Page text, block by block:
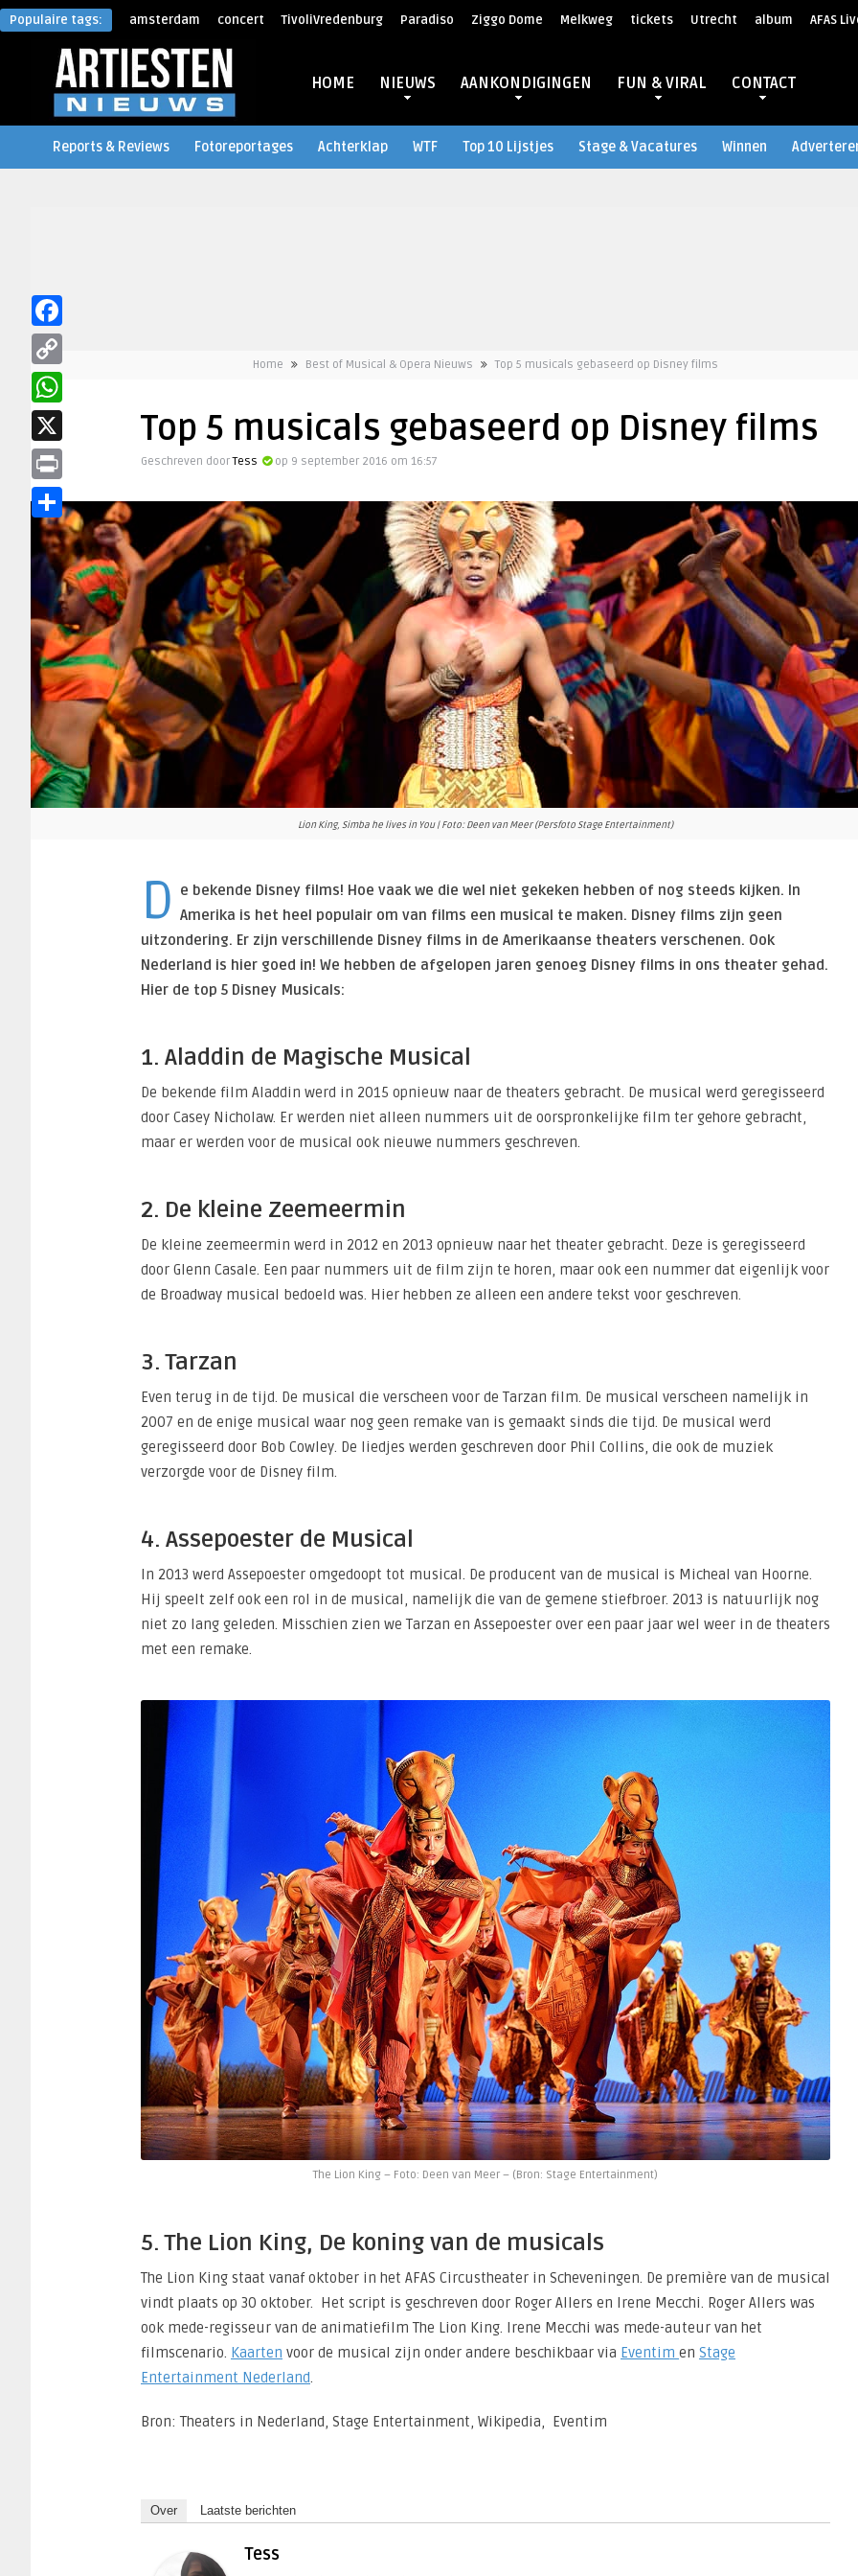
Populaire tags: amsterdam concert TivoliVredenburg Paradiso Ziggo Dome Melkweg tickets Utrecht album AFAS
HOME NIEUWS AANKONDIGINGEN FUN & VIRAL CONTACT
Reports & Reviews Fotoreportages Achterklap WTF Top 10 Lijstjes Stage & Vacatures Winnen
Home Best of Musical & Opera Nieuws Top 5 musicals gebaseerd op Disney films
Top 5 musicals gebaseerd op Disney films
Geschreven doorTess op 9 september 2016 om 16:57
Lion King, Simba he lives in You | Foto: Deen van Meer (Persfoto Stage Entertainment)
D
e bekende Disney films! Hoe vaak we die wel niet gekeken hebben of nog steeds kijken. In
Amerika is het heel populair om van films een musical te maken. Disney films zijn geen
uitzondering. Er zijn verschillende Disney films in de Amerikaanse theaters verschenen. Ook
Nederland is hier goed in! We hebben de afgelopen jaren genoeg Disney films in ons theater gehad.
Hier de top 5 Disney Musicals:
1. Aladdin de Magische Musical
De bekende film Aladdin werd in 2015 opnieuw naar de theaters gebracht. De musical werd geregisseerd
door Casey Nicholaw. Er werden niet alleen nummers uit de oorspronkelijke film ter gehore gebracht,
maar er werden voor de musical ook nieuwe nummers geschreven.
2. De kleine Zeemeermin
De kleine zeemeermin werd in 2012 en 2013 opnieuw naar het theater gebracht. Deze is geregisseerd
door Glenn Casale. Een paar nummers uit de film zijn te horen, maar ook een nummer dat eigenlijk voor
de Broadway musical bedoeld was. Hier hebben ze alleen een andere tekst voor geschreven.
3. Tarzan
Even terug in de tijd. De musical die verscheen voor de Tarzan film. De musical verscheen namelijk in
2007 en de enige musical waar nog geen remake van is gemaakt sinds die tijd. De musical werd
geregisseerd door Bob Cowley. De liedjes werden geschreven door Phil Collins, die ook de muziek
verzorgde voor de Disney film.
4. Assepoester de Musical
In 2013 werd Assepoester omgedoopt tot musical. De producent van de musical is Micheal van Hoorne.
Hij speelt zelf ook een rol in de musical, namelijk die van de gemene stiefbroer. 2013 is natuurlijk nog
niet zo lang geleden. Misschien zien we Tarzan en Assepoester over een paar jaar wel weer in de theaters
met een remake.
The Lion King – Foto: Deen van Meer – (Bron: Stage Entertainment)
5. The Lion King, De koning van de musicals
The Lion King staat vanaf oktober in het AFAS Circustheater in Scheveningen. De première van de musical
vindt plaats op 30 oktober. Het script is geschreven door Roger Allers en Irene Mecchi. Roger Allers was
ook mede-regisseur van de animatiefilm The Lion King. Irene Mecchi was mede-auteur van het
filmscenario. Kaarten voor de musical zijn onder andere beschikbaar via Eventim en Stage
Entertainment Nederland.
Bron: Theaters in Nederland, Stage Entertainment, Wikipedia, Eventim
Over Laatste berichten
Tess
Facebook
Copy
Link
WhatsApp
X
Print
Delen